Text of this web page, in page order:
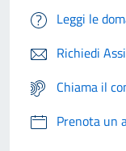
Leggi le
Richiedi
Chiama il
Prenota un